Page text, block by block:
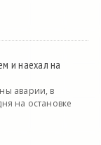
и наехал на
аварии, в
на остановке